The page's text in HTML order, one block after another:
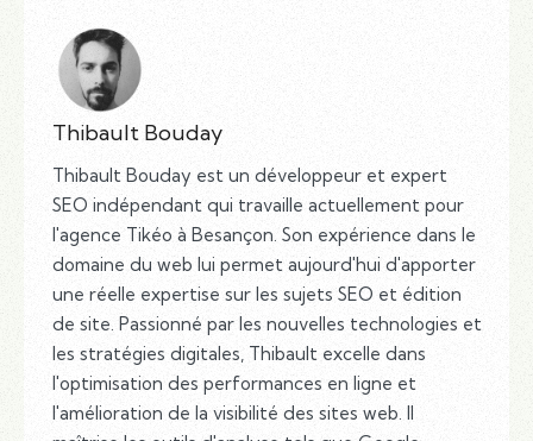
Thibault Bouday
Thibault Bouday est un développeur et expert
SEO indépendant qui travaille actuellement pour
l'agence Tikéo à Besançon. Son expérience dans le
domaine du web lui permet aujourd'hui d'apporter
une réelle expertise sur les sujets SEO et édition
de site. Passionné par les nouvelles technologies et
les stratégies digitales, Thibault excelle dans
l'optimisation des performances en ligne et
l'amélioration de la visibilité des sites web. Il